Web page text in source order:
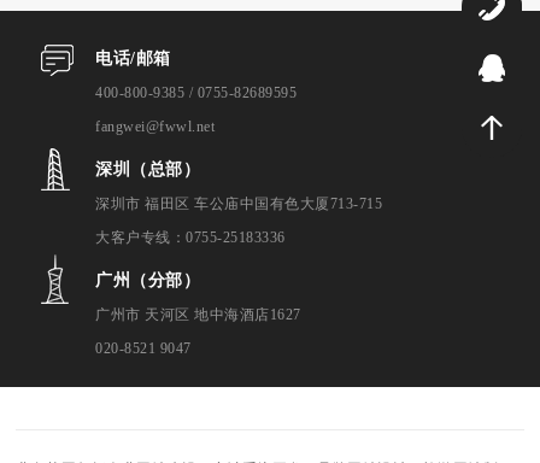
电话/邮箱
400-800-9385 / 0755-82689595
fangwei@fwwl.net
深圳（总部）
深圳市 福田区 车公庙中国有色大厦713-715
大客户专线：0755-25183336
广州（分部）
广州市 天河区 地中海酒店1627
020-8521 9047